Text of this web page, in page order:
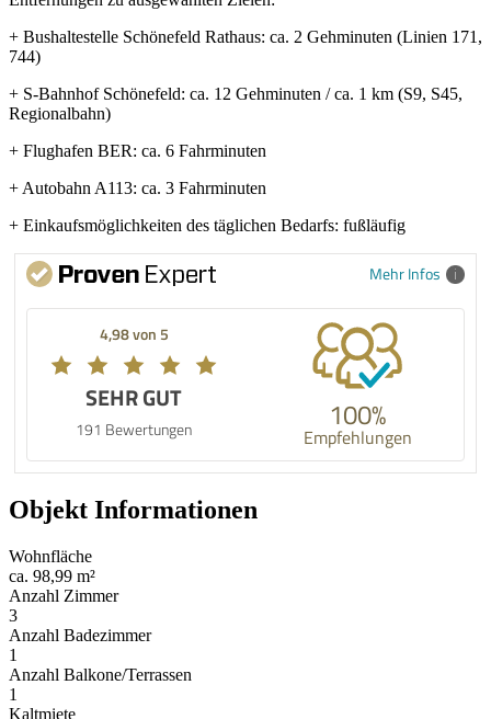
+ Bushaltestelle Schönefeld Rathaus: ca. 2 Gehminuten (Linien 171,
744)
+ S-Bahnhof Schönefeld: ca. 12 Gehminuten / ca. 1 km (S9, S45,
Regionalbahn)
+ Flughafen BER: ca. 6 Fahrminuten
+ Autobahn A113: ca. 3 Fahrminuten
+ Einkaufsmöglichkeiten des täglichen Bedarfs: fußläufig
Mehr Infos
4,98 von 5
SEHR GUT
191 Bewertungen 100%
Empfehlungen
Objekt Informationen
Wohnfläche
ca. 98,99 m²
Anzahl Zimmer
3
Anzahl Badezimmer
1
Anzahl Balkone/Terrassen
1
Kaltmiete